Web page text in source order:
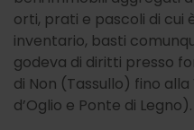
orti, prati e pascoli di cui
inventario, basti
godeva di diritti presso
di Non (Tassullo) fino
d’Oglio e Ponte di Legno).